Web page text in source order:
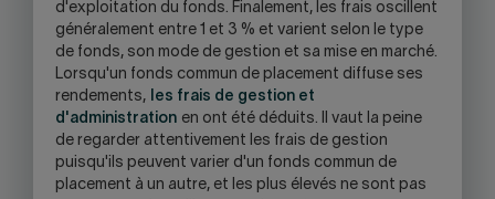
d'exploitation du fonds. Finalement, les frais oscillent
généralement entre 1 et 3 % et varient selon le type
de fonds, son mode de gestion et sa mise en marché.
Lorsqu'un fonds commun de placement diffuse ses
rendements,
les frais de gestion et
d'administration en ont été déduits. Il vaut la peine
de regarder attentivement les frais de gestion
puisqu'ils peuvent varier d'un fonds commun de
placement à un autre, et les plus élevés ne sont pas